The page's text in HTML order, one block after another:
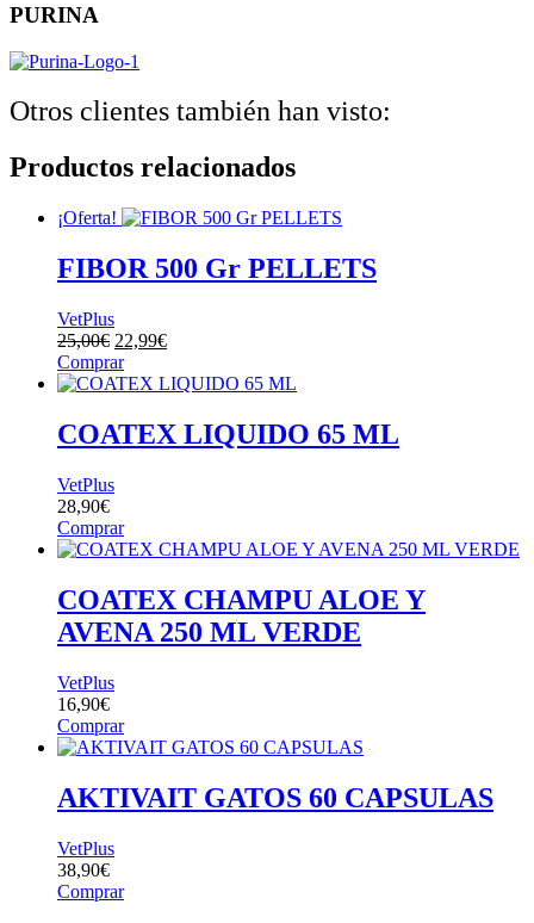
PURINA
Otros clientes también han visto:
Productos relacionados
¡Oferta!
FIBOR 500 Gr PELLETS
VetPlus
25,00€ El
precio
original
25,00€.
22,99€El
actual
22,99€.
Comprar
COATEX LIQUIDO 65 ML
VetPlus
28,90€
Comprar
COATEX CHAMPU ALOE Y
AVENA 250 ML VERDE
VetPlus
16,90€
Comprar
AKTIVAIT GATOS 60 CAPSULAS
VetPlus
38,90€
Comprar